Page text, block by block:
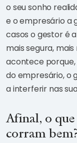
o seu sonho
e o empresário a
casos o gestor é
mais segura,
acontece
do empresário, o
a interferir nas
Afinal, o que
corram